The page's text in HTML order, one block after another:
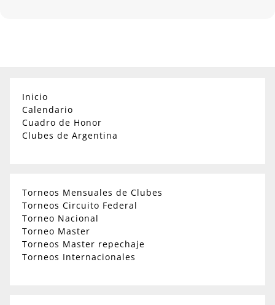
Inicio
Calendario
Cuadro de Honor
Clubes de Argentina
Torneos Mensuales de Clubes
Torneos Circuito Federal
Torneo Nacional
Torneo Master
Torneos Master repechaje
Torneos Internacionales